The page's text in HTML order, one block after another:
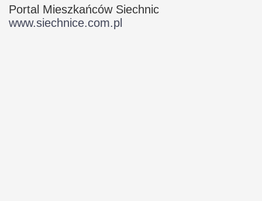
Portal Mieszkańców Siechnic
www.siechnice.com.pl